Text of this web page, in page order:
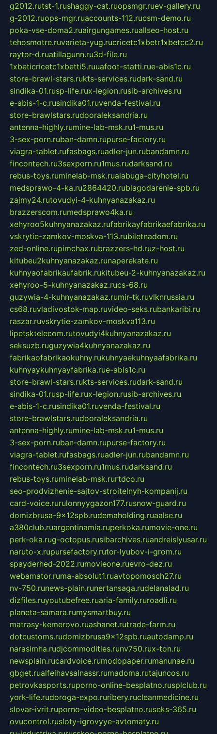
g2012.rutst-1.rushaggy-cat.ruopsmgr.ruev-gallery.ru
g-2012.ruops-mgr.ruaccounts-112.rucsm-demo.ru
poka-vse-doma2.ruairgungames.ruallseo-host.ru
tehosmotre.ruvarieta-yug.rucricetc1xbetr1xbetcc2.ru
raytor-d.ruatillagunn.ru3d-file.ru
1xbeticricetc1xbetti5.ruuafoot-statti.rue-abis1c.ru
store-brawl-stars.rukts-services.rudark-sand.ru
sindika-01.rusp-life.rux-legion.rusib-archives.ru
e-abis-1-c.rusindika01.ruvenda-festival.ru
store-brawlstars.rudooraleksandria.ru
antenna-highly.rumine-lab-msk.ru1-mus.ru
3-sex-porn.ruban-damn.rupurse-factory.ru
viagra-tablet.rufasbags.ruadler-jun.rubandamn.ru
fincontech.ru3sexporn.ru1mus.rudarksand.ru
rebus-toys.ruminelab-msk.rualabuga-cityhotel.ru
medsprawo-4-ka.ru2864420.rublagodarenie-spb.ru
zajmy24.rutovudyi-4-kuhnyanazakaz.ru
brazzerscom.rumedsprawo4ka.ru
xehyroo5kuhnyanazakaz.rufabrikayfabrikaefabrika.ru
vskrytie-zamkov-moskva-113.rubiletnadom.ru
zed-online.rupimchax.rubrazzers-hd.ruz-host.ru
kitubeu2kuhnyanazakaz.runaperekate.ru
kuhnyaofabrikaufabrik.rukitubeu-2-kuhnyanazakaz.ru
xehyroo-5-kuhnyanazakaz.rucs-68.ru
guzywia-4-kuhnyanazakaz.rumir-tk.ruvlknrussia.ru
cs68.ruvladivostok-map.ruvideo-seks.rubankaribi.ru
raszar.ruvskrytie-zamkov-moskva113.ru
lipetsktelecom.rutovudyi4kuhnyanazakaz.ru
seksuzb.ruguzywia4kuhnyanazakaz.ru
fabrikaofabrikaokuhny.rukuhnyaekuhnyaafabrika.ru
kuhnyaykuhnyayfabrika.rue-abis1c.ru
store-brawl-stars.rukts-services.rudark-sand.ru
sindika-01.rusp-life.rux-legion.rusib-archives.ru
e-abis-1-c.rusindika01.ruvenda-festival.ru
store-brawlstars.rudooraleksandria.ru
antenna-highly.rumine-lab-msk.ru1-mus.ru
3-sex-porn.ruban-damn.rupurse-factory.ru
viagra-tablet.rufasbags.ruadler-jun.rubandamn.ru
fincontech.ru3sexporn.ru1mus.rudarksand.ru
rebus-toys.ruminelab-msk.rurtdco.ru
seo-prodvizhenie-sajtov-stroitelnyh-kompanij.ru
card-voice.rurulonnyygazon177.rusnow-guard.ru
domizbrusa-9x12spb.rudemaholding.ruaalse.ru
a380club.ruargentinamia.ruperkoka.rumovie-one.ru
perk-oka.rug-octopus.rusibarchives.ruandreislyusar.ru
naruto-x.rupursefactory.rutor-lyubov-i-grom.ru
spayderhed-2022.rumovieone.ruevro-dez.ru
webamator.ruma-absolut1.ruavtopomosch27.ru
nv-750.runews-plain.runertansaga.rudelanalad.ru
dizfiles.ruyoutubefree.ruaria-family.ruroadli.ru
planeta-samara.rumysmartbuy.ru
matrasy-kemerovo.ruashanet.rutrade-farm.ru
dotcustoms.rudomizbrusa9x12spb.ruautodamp.ru
narasimha.rudjcommodities.runv750.rux-ton.ru
newsplain.rucardvoice.rumodopaper.rumanunae.ru
gbget.rualfeihavsalnassr.rumadoma.rutajuncos.ru
petrovkasports.ruporno-online-besplatno.rusplclub.ru
york-life.rudoroga-expo.ruribery.rucleanmedicine.ru
slovar-ivrit.ruporno-video-besplatno.ruseks-365.ru
ovucontrol.rusloty-igrovyye-avtomaty.ru